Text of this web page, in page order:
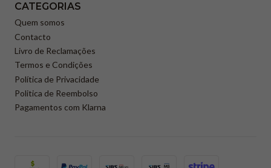
CATEGORIAS
Quem somos
Contacto
Livro de Reclamações
Termos e Condições
Política de Privacidade
Politica de Reembolso
Pagamentos com Klarna